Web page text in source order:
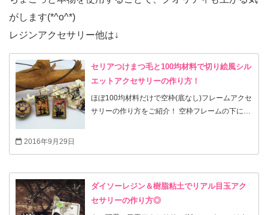
がします(*^o^*)
レジンアクセサリー他は↓
セリアつけまつ毛と100均材料で切り絵風シル
エットアクセサリーの作り方！
ほぼ100均材料だけで空枠(底なし)フレームアクセ
サリーの作り方をご紹介！ 空枠フレームの下にマ
2016年9月29日
ダイソーレジン＆樹脂粘土でリアル目玉アク
セサリーの作り方◎